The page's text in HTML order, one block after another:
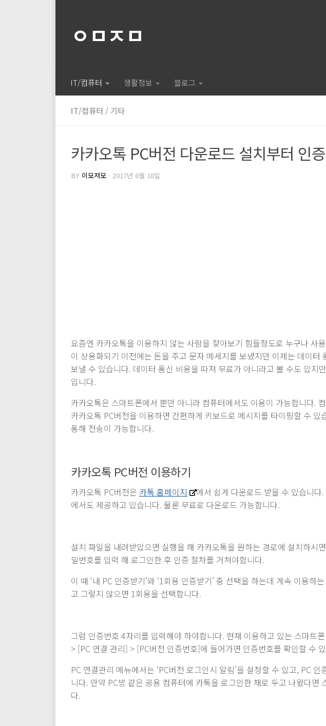
ㅇㅁㅈㅁ
IT/컴퓨터 생활정보 블로그
IT/컴퓨터 / 기타
카카오톡 PC버전 다운로드 설치부터 인
BY 이모저모 · 2017년 8월 18일
요즘엔 카카오톡을 이용하지 않는 사람을 찾아보기 힘들정도로 누구나 사
이 상용화되기 이전에는 돈을 주고 문자 메세지를 보냈지만 이제는 데이터
보낼 수 있습니다. 데이터 통신 비용을 따져 무료가 아니라고 볼 수도 있지
입니다.
카카오톡은 스마트폰에서 뿐만 아니라 컴퓨터에서도 이용이 가능합니다.
카카오톡 PC버전을 이용하면 간편하게 키보드로 메시지를 타이핑할 수 있
통해 전송이 가능합니다.
카카오톡 PC버전 이용하기
카카오톡 PC버전은 카톡 홈페이지 에서 쉽게 다운로드 받을 수 있습니다.
에서도 제공하고 있습니다. 물론 무료로 다운로드 가능합니다.
설치 파일을 내려받았으면 실행을 해 카카오톡을 원하는 경로에 설치하시
밀번호를 입력 해 로그인한 후 인증 절차를 거쳐야합니다.
이 때 ‘내 PC 인증받기’와 ‘1회용 인증받기’ 중 선택을 하는데 계속 이용하
고 그렇지 않으면 1회용을 선택합니다.
그럼 인증번호 4자리를 입력해야 하야합니다. 현재 이용하고 있는 스마트
> [PC 연결 관리] > [PC버전 인증번호]에 들어가면 인증번호를 확인할 수
PC 연결관리 메뉴에서는 ‘PC버전 로그인시 알림’을 설정할 수 있고, PC
니다. 만약 PC방 같은 공용 컴퓨터에 카톡을 로그인한 채로 두고 나왔다면
다.